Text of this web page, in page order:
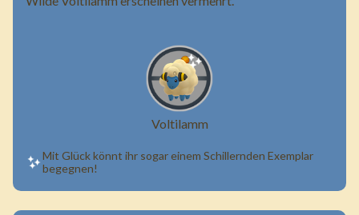
Voltilamm
Mit Glück könnt ihr sogar einem Schillernden Exemplar
begegnen!